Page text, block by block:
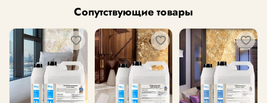
Сопутствующие товары